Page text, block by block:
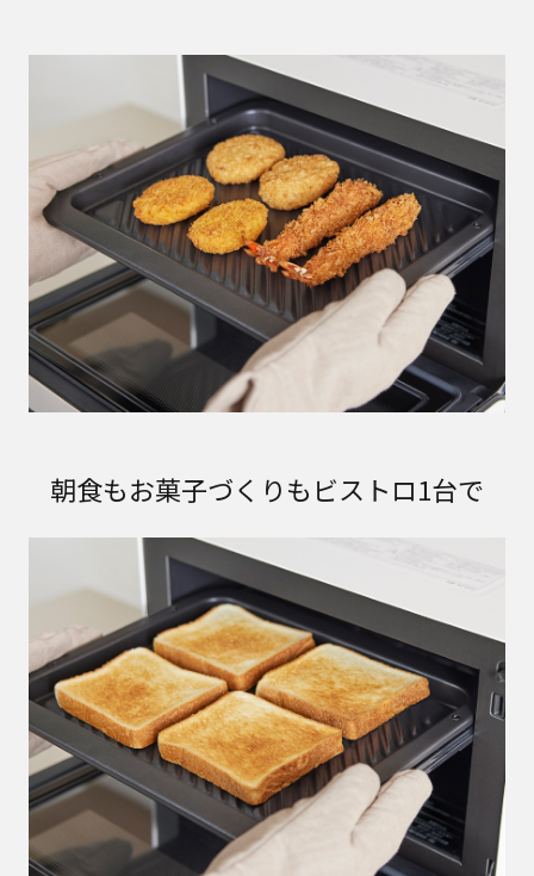
朝食もお菓子づくりもビストロ1台で